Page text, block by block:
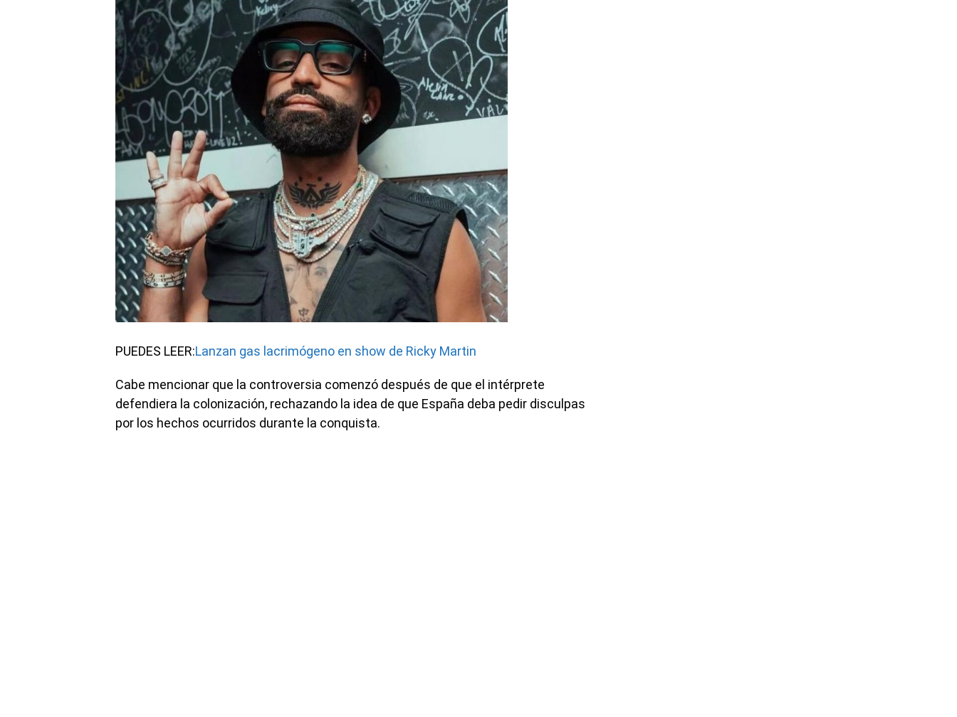
PUEDES LEER:Lanzan gas lacrimógeno en show de Ricky Martin
Cabe mencionar que la controversia comenzó después de que el intérprete
defendiera la colonización, rechazando la idea de que España deba pedir disculpas
por los hechos ocurridos durante la conquista.